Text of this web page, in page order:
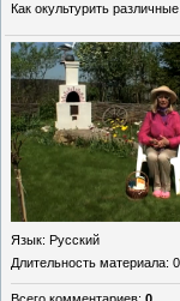
Как окультурить
Язык: Русский
Длительность материала: